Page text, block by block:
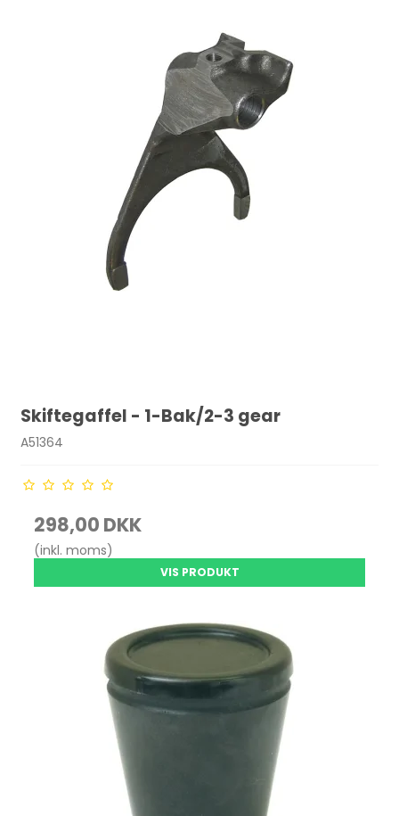
Skiftegaffel - 1-Bak/2-3 gear
A51364
298,00 DKK
(inkl. moms)
VIS PRODUKT